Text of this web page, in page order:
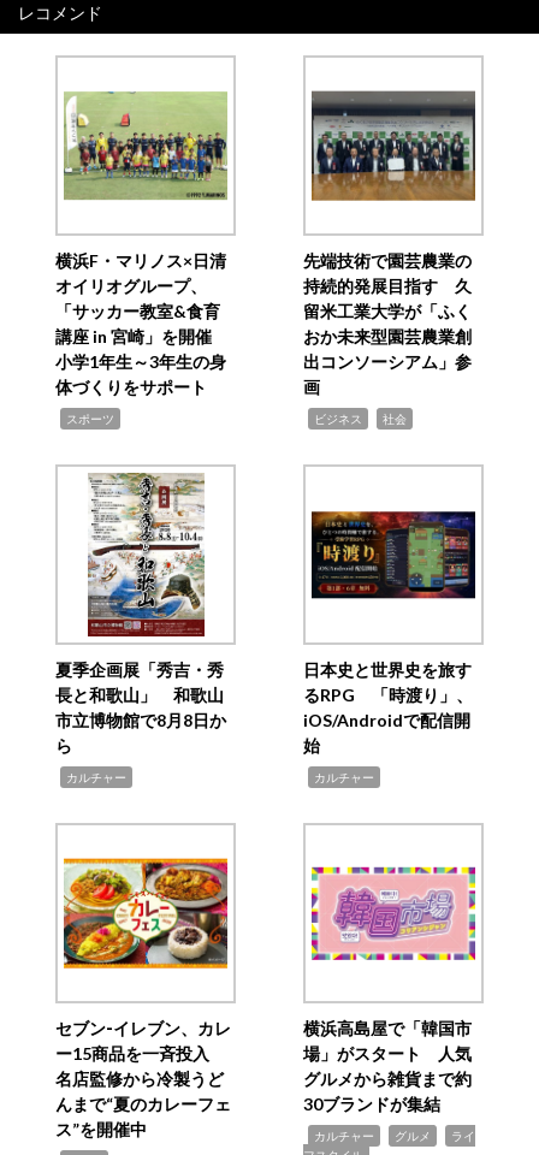
レコメンド
横浜F・マリノス×日清
オイリオグループ、
「サッカー教室&食育
講座 in 宮崎」を開催
小学1年生～3年生の身
体づくりをサポート
スポーツ
先端技術で園芸農業の
持続的発展目指す 久
留米工業大学が「ふく
おか未来型園芸農業創
出コンソーシアム」参
画
ビジネス 社会
夏季企画展「秀吉・秀
長と和歌山」 和歌山
市立博物館で8月8日か
ら
カルチャー
日本史と世界史を旅す
るRPG 「時渡り」、
iOS/Androidで配信開
始
カルチャー
セブン‐イレブン、カレ
ー15商品を一斉投入
名店監修から冷製うど
んまで“夏のカレーフェ
ス”を開催中
横浜高島屋で「韓国市
場」がスタート 人気
グルメから雑貨まで約
30ブランドが集結
カルチャー グルメ
ライ